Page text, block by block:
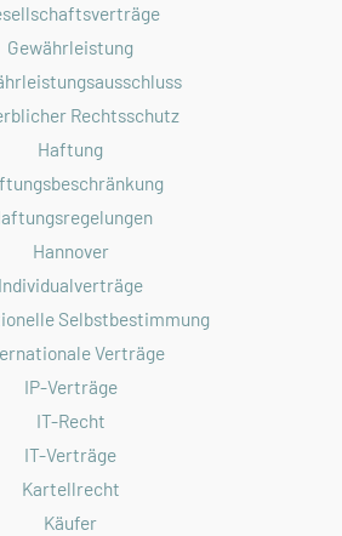
Gewährleistung
Rechtsschutz
Haftung
Hannover
Individualverträge
Selbstbestimmung
Verträge
IP-Verträge
IT-Recht
IT-Verträge
Kartellrecht
Käufer